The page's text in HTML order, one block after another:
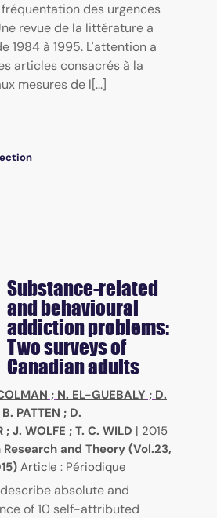
des urgences
revue de la littérature a
1984 à 1995. L'attention a
articles consacrés à la
mesures de l[...]
Substance-related
and behavioural
addiction problems:
Two surveys of
Canadian adults
; N. EL-GUEBALY ; D.
PATTEN ; D.
; J. WOLFE ; T. C. WILD | 2015
and Theory (Vol.23,
Article : Périodique
absolute and
of 10 self-attributed